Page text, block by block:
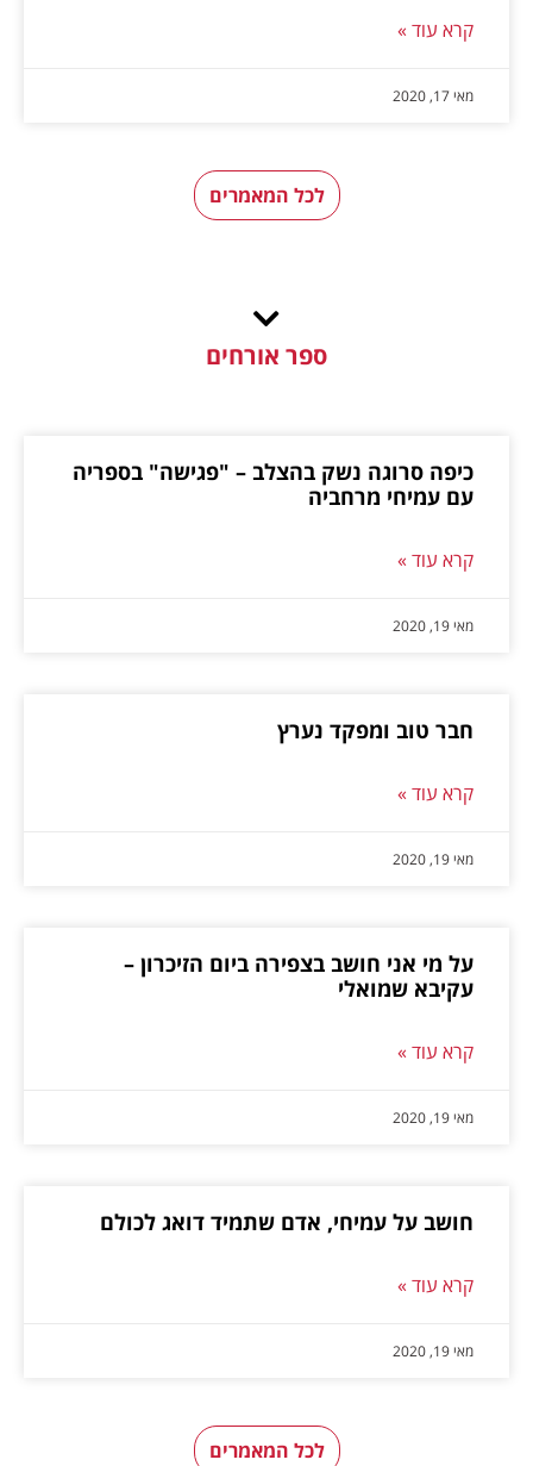
קרא עוד »
מאי 17, 2020
לכל המאמרים
ספר אורחים
כיפה סרוגה נשק בהצלב – "פגישה" בספריה
עם עמיחי מרחביה
קרא עוד »
מאי 19, 2020
חבר טוב ומפקד נערץ
קרא עוד »
מאי 19, 2020
על מי אני חושב בצפירה ביום הזיכרון –
עקיבא שמואלי
קרא עוד »
מאי 19, 2020
חושב על עמיחי, אדם שתמיד דואג לכולם
קרא עוד »
מאי 19, 2020
לכל המאמרים